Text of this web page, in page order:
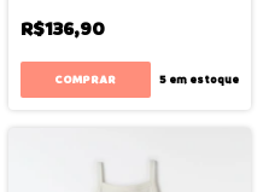
R$136,90
COMPRAR 5 em estoque